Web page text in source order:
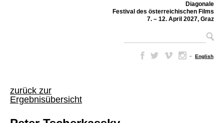
Diagonale
Festival des österreichischen Films
7. – 12. April 2027, Graz
– English
zurück zur
Ergebnisübersicht